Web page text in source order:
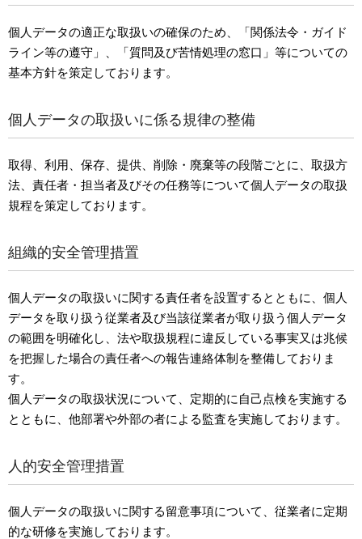
個人データの適正な取扱いの確保のため、「関係法令・ガイド
ライン等の遵守」、「質問及び苦情処理の窓口」等についての
基本方針を策定しております。
個人データの取扱いに係る規律の整備
取得、利用、保存、提供、削除・廃棄等の段階ごとに、取扱方
法、責任者・担当者及びその任務等について個人データの取扱
規程を策定しております。
組織的安全管理措置
個人データの取扱いに関する責任者を設置するとともに、個人
データを取り扱う従業者及び当該従業者が取り扱う個人データ
の範囲を明確化し、法や取扱規程に違反している事実又は兆候
を把握した場合の責任者への報告連絡体制を整備しておりま
す。
個人データの取扱状況について、定期的に自己点検を実施する
とともに、他部署や外部の者による監査を実施しております。
人的安全管理措置
個人データの取扱いに関する留意事項について、従業者に定期
的な研修を実施しております。